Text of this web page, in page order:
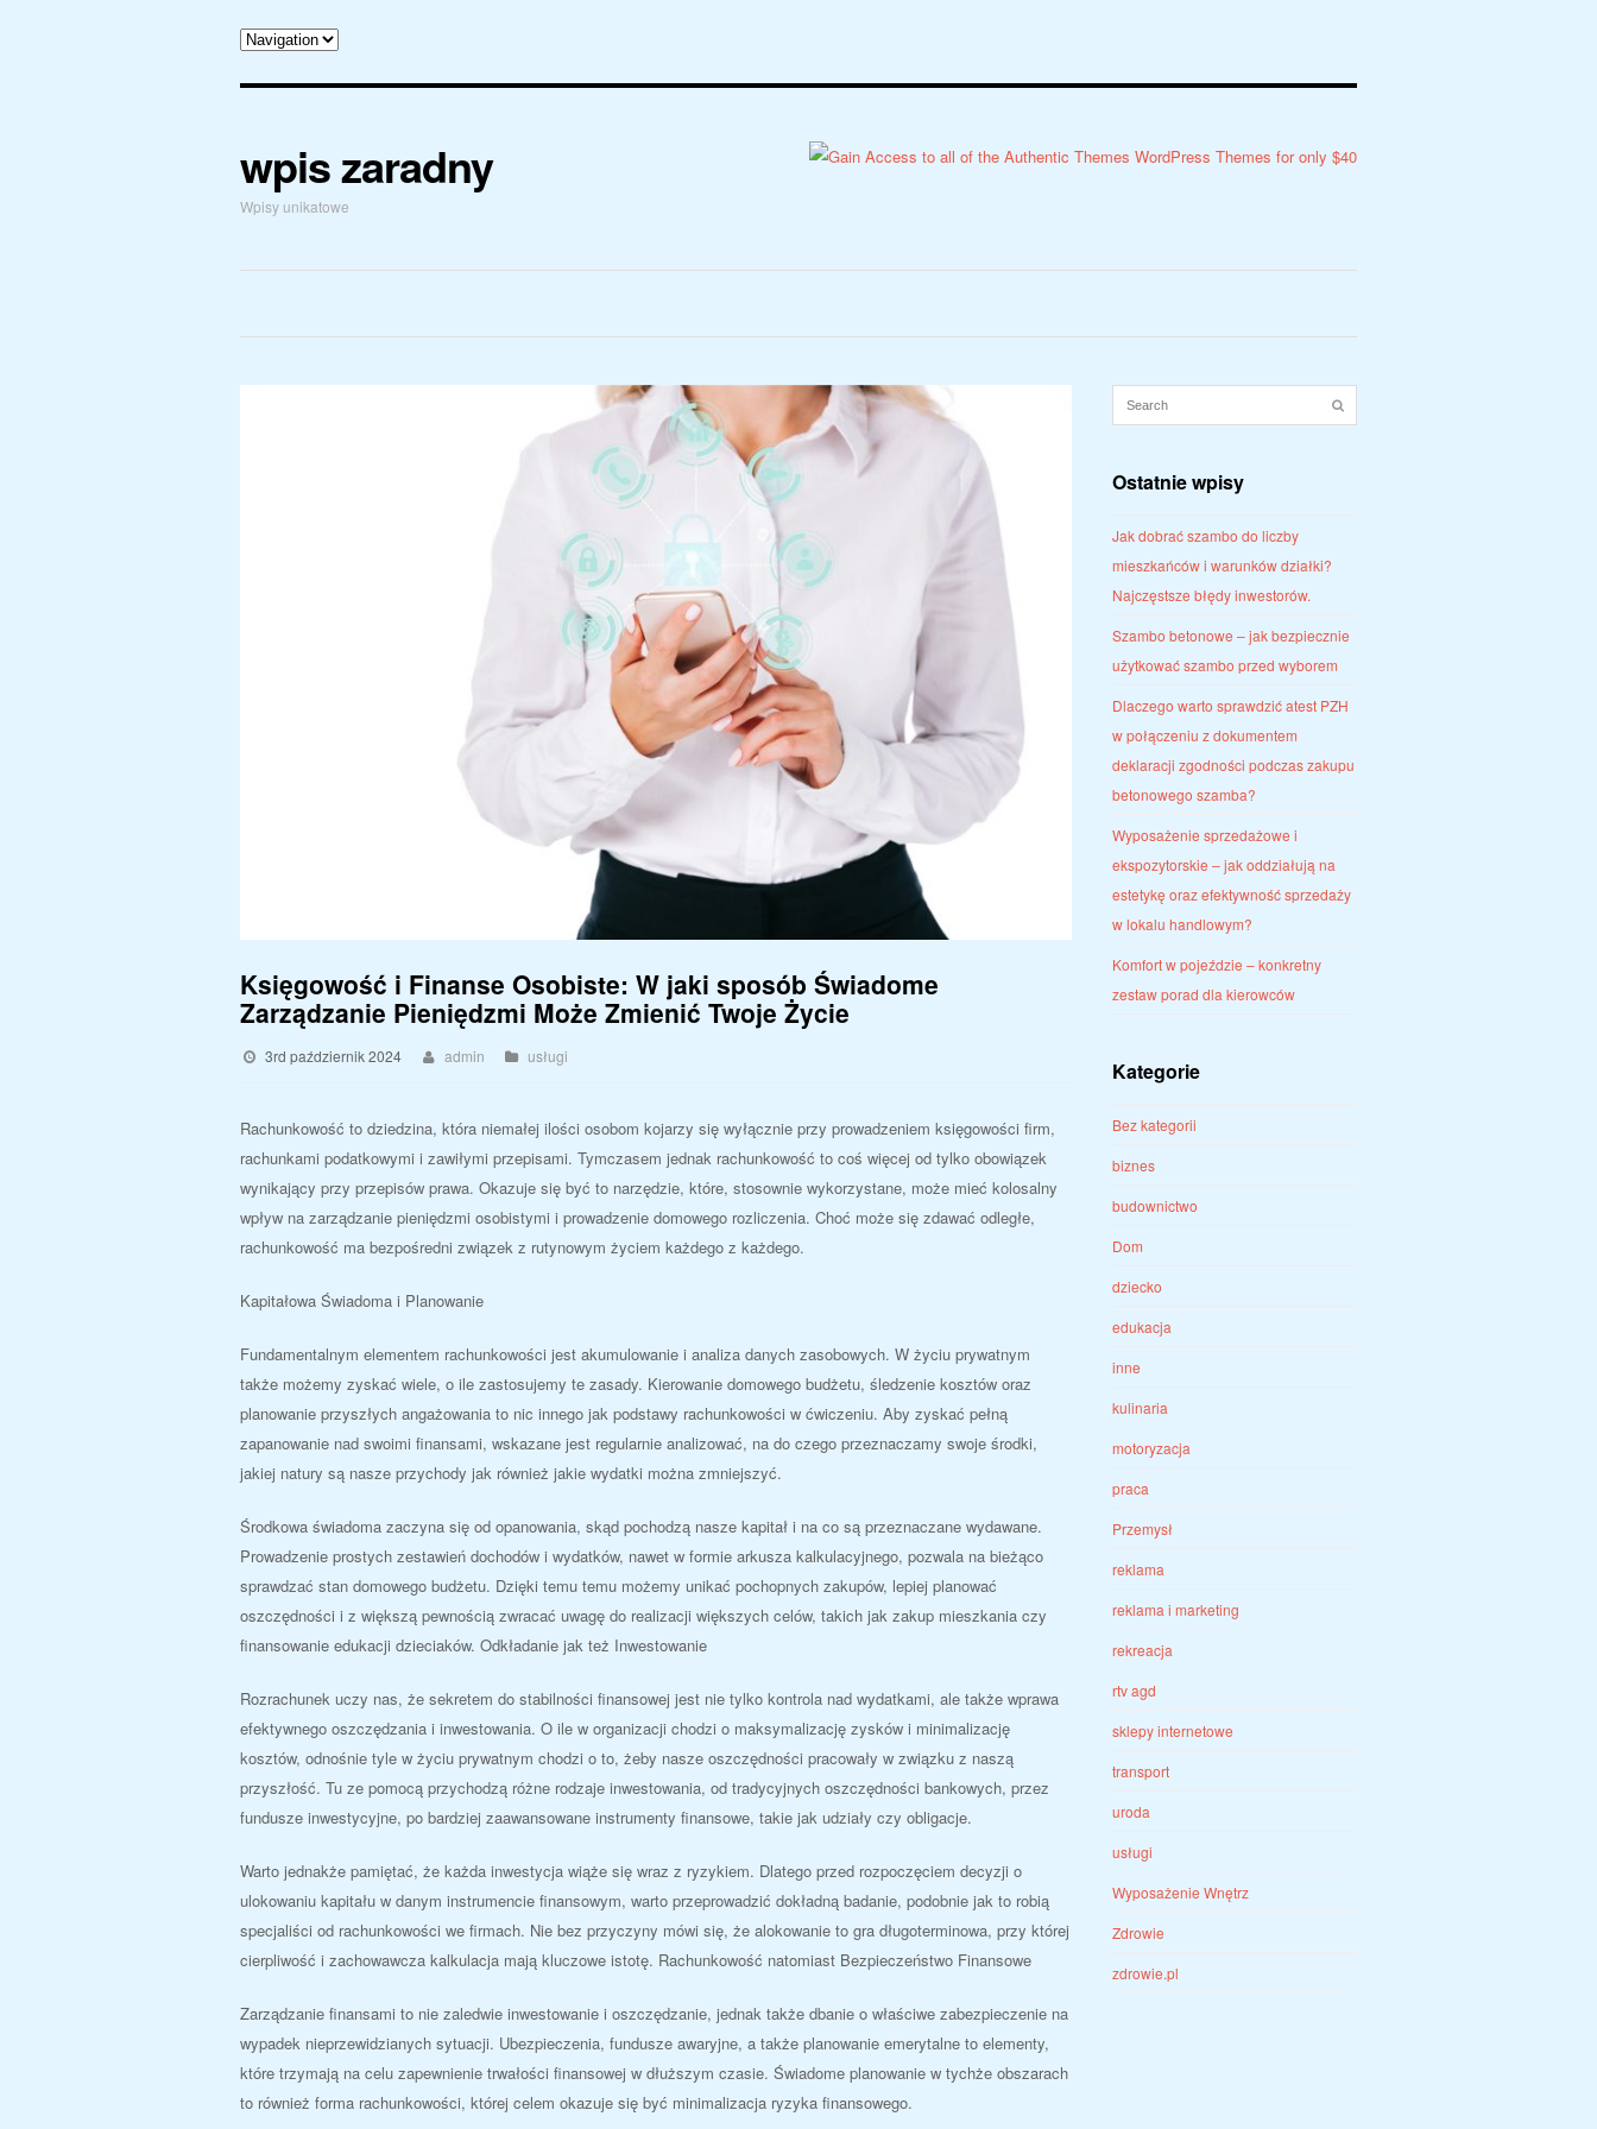
wpis zaradny
Wpisy unikatowe
Księgowość i Finanse Osobiste: W jaki sposób Świadome
Zarządzanie Pieniędzmi Może Zmienić Twoje Życie
3rd październik 2024 admin usługi
Rachunkowość to dziedzina, która niemałej ilości osobom kojarzy się wyłącznie przy prowadzeniem księgowości firm,
rachunkami podatkowymi i zawiłymi przepisami. Tymczasem jednak rachunkowość to coś więcej od tylko obowiązek
wynikający przy przepisów prawa. Okazuje się być to narzędzie, które, stosownie wykorzystane, może mieć kolosalny
wpływ na zarządzanie pieniędzmi osobistymi i prowadzenie domowego rozliczenia. Choć może się zdawać odległe,
rachunkowość ma bezpośredni związek z rutynowym życiem każdego z każdego.
Kapitałowa Świadoma i Planowanie
Fundamentalnym elementem rachunkowości jest akumulowanie i analiza danych zasobowych. W życiu prywatnym
także możemy zyskać wiele, o ile zastosujemy te zasady. Kierowanie domowego budżetu, śledzenie kosztów oraz
planowanie przyszłych angażowania to nic innego jak podstawy rachunkowości w ćwiczeniu. Aby zyskać pełną
zapanowanie nad swoimi finansami, wskazane jest regularnie analizować, na do czego przeznaczamy swoje środki,
jakiej natury są nasze przychody jak również jakie wydatki można zmniejszyć.
Środkowa świadoma zaczyna się od opanowania, skąd pochodzą nasze kapitał i na co są przeznaczane wydawane.
Prowadzenie prostych zestawień dochodów i wydatków, nawet w formie arkusza kalkulacyjnego, pozwala na bieżąco
sprawdzać stan domowego budżetu. Dzięki temu temu możemy unikać pochopnych zakupów, lepiej planować
oszczędności i z większą pewnością zwracać uwagę do realizacji większych celów, takich jak zakup mieszkania czy
finansowanie edukacji dzieciaków. Odkładanie jak też Inwestowanie
Rozrachunek uczy nas, że sekretem do stabilności finansowej jest nie tylko kontrola nad wydatkami, ale także wprawa
efektywnego oszczędzania i inwestowania. O ile w organizacji chodzi o maksymalizację zysków i minimalizację
kosztów, odnośnie tyle w życiu prywatnym chodzi o to, żeby nasze oszczędności pracowały w związku z naszą
przyszłość. Tu ze pomocą przychodzą różne rodzaje inwestowania, od tradycyjnych oszczędności bankowych, przez
fundusze inwestycyjne, po bardziej zaawansowane instrumenty finansowe, takie jak udziały czy obligacje.
Warto jednakże pamiętać, że każda inwestycja wiąże się wraz z ryzykiem. Dlatego przed rozpoczęciem decyzji o
ulokowaniu kapitału w danym instrumencie finansowym, warto przeprowadzić dokładną badanie, podobnie jak to robią
specjaliści od rachunkowości we firmach. Nie bez przyczyny mówi się, że alokowanie to gra długoterminowa, przy której
cierpliwość i zachowawcza kalkulacja mają kluczowe istotę. Rachunkowość natomiast Bezpieczeństwo Finansowe
Zarządzanie finansami to nie zaledwie inwestowanie i oszczędzanie, jednak także dbanie o właściwe zabezpieczenie na
wypadek nieprzewidzianych sytuacji. Ubezpieczenia, fundusze awaryjne, a także planowanie emerytalne to elementy,
które trzymają na celu zapewnienie trwałości finansowej w dłuższym czasie. Świadome planowanie w tychże obszarach
to również forma rachunkowości, której celem okazuje się być minimalizacja ryzyka finansowego.
Ostatnie wpisy
Jak dobrać szambo do liczby
mieszkańców i warunków działki?
Najczęstsze błędy inwestorów.
Szambo betonowe – jak bezpiecznie
użytkować szambo przed wyborem
Dlaczego warto sprawdzić atest PZH
w połączeniu z dokumentem
deklaracji zgodności podczas zakupu
betonowego szamba?
Wyposażenie sprzedażowe i
ekspozytorskie – jak oddziałują na
estetykę oraz efektywność sprzedaży
w lokalu handlowym?
Komfort w pojeździe – konkretny
zestaw porad dla kierowców
Kategorie
Bez kategorii
biznes
budownictwo
Dom
dziecko
edukacja
inne
kulinaria
motoryzacja
praca
Przemysł
reklama
reklama i marketing
rekreacja
rtv agd
sklepy internetowe
transport
uroda
usługi
Wyposażenie Wnętrz
Zdrowie
zdrowie.pl